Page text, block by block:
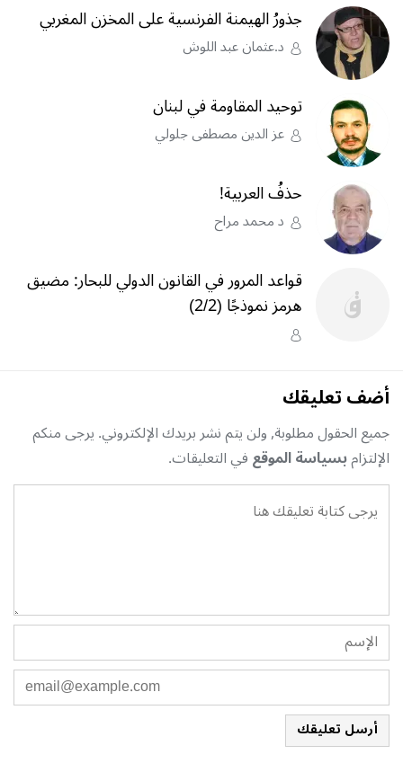
جذورُ الهيمنة الفرنسية على المخزن المغربي
د.عثمان عبد اللوش
توحيد المقاومة في لبنان
عز الدين مصطفى جلولي
حذفُ العربية!
د محمد مراح
قواعد المرور في القانون الدولي للبحار: مضيق
هرمز نموذجًا (2/2)
أضف تعليقك
جميع الحقول مطلوبة, ولن يتم نشر بريدك الإلكتروني. يرجى منكم
الإلتزامبسياسة الموقعفي التعليقات.
أرسل تعليقك